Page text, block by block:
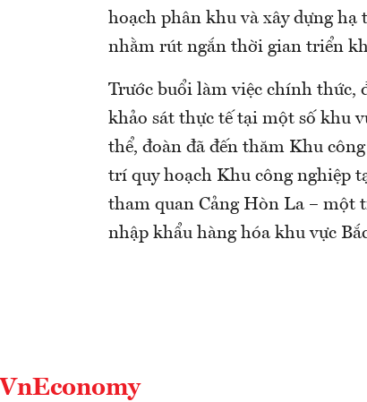
hoạch phân khu và xây dựng
nhằm rút ngắn thời gian triển
Trước buổi làm việc chính thức,
khảo sát thực tế tại một số khu
thể, đoàn đã đến thăm Khu
trí quy hoạch Khu công nghiệp
tham quan Cảng Hòn La – một
nhập khẩu hàng hóa khu vực
VnEconomy